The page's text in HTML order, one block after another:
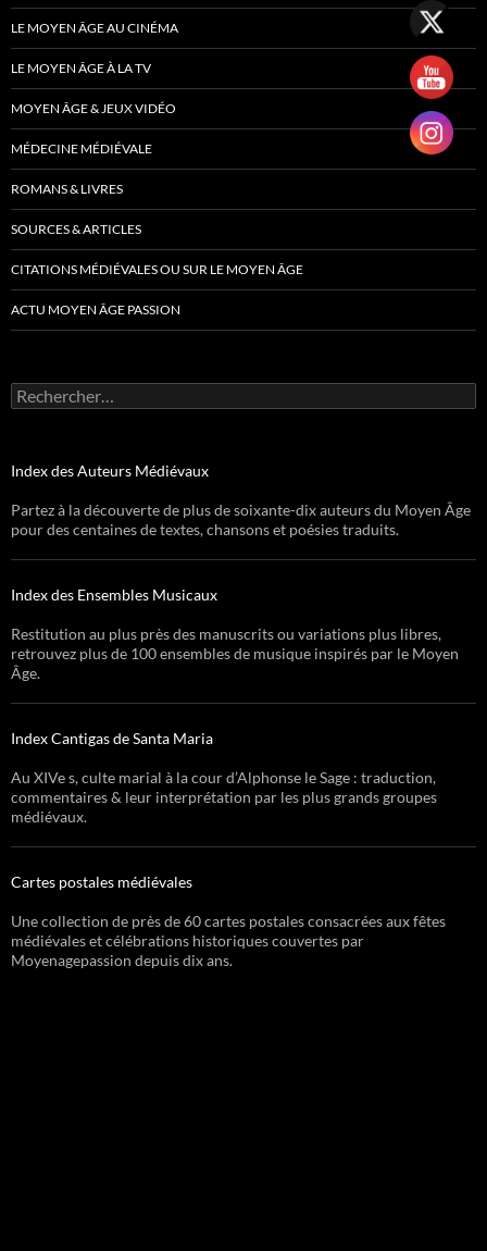
LE MOYEN ÂGE AU CINÉMA
LE MOYEN ÂGE À LA TV
MOYEN ÂGE & JEUX VIDÉO
MÉDECINE MÉDIÉVALE
ROMANS & LIVRES
SOURCES & ARTICLES
CITATIONS MÉDIÉVALES OU SUR LE MOYEN ÂGE
ACTU MOYEN ÂGE PASSION
Rechercher :
Index des Auteurs Médiévaux
Partez à la découverte de plus de soixante-dix auteurs du Moyen Âge
pour des centaines de textes, chansons et poésies traduits.
Index des Ensembles Musicaux
Restitution au plus près des manuscrits ou variations plus libres,
retrouvez plus de 100 ensembles de musique inspirés par le Moyen
Âge.
Index Cantigas de Santa Maria
Au XIVe s, culte marial à la cour d’Alphonse le Sage : traduction,
commentaires & leur interprétation par les plus grands groupes
médiévaux.
Cartes postales médiévales
Une collection de près de 60 cartes postales consacrées aux fêtes
médiévales et célébrations historiques couvertes par
Moyenagepassion depuis dix ans.